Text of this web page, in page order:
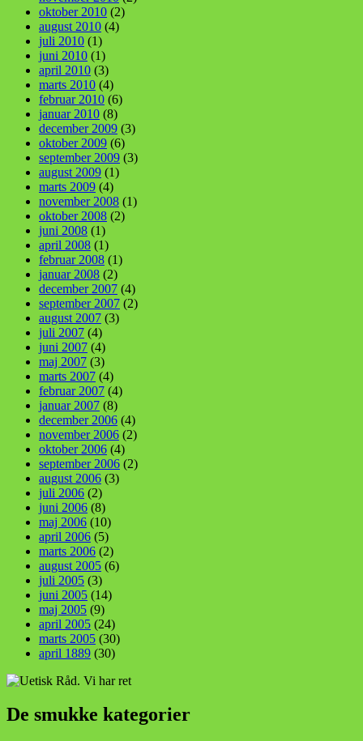
oktober 2010 (2)
august 2010 (4)
juli 2010 (1)
juni 2010 (1)
april 2010 (3)
marts 2010 (4)
februar 2010 (6)
januar 2010 (8)
december 2009 (3)
oktober 2009 (6)
september 2009 (3)
august 2009 (1)
marts 2009 (4)
november 2008 (1)
oktober 2008 (2)
juni 2008 (1)
april 2008 (1)
februar 2008 (1)
januar 2008 (2)
december 2007 (4)
september 2007 (2)
august 2007 (3)
juli 2007 (4)
juni 2007 (4)
maj 2007 (3)
marts 2007 (4)
februar 2007 (4)
januar 2007 (8)
december 2006 (4)
november 2006 (2)
oktober 2006 (4)
september 2006 (2)
august 2006 (3)
juli 2006 (2)
juni 2006 (8)
maj 2006 (10)
april 2006 (5)
marts 2006 (2)
august 2005 (6)
juli 2005 (3)
juni 2005 (14)
maj 2005 (9)
april 2005 (24)
marts 2005 (30)
april 1889 (30)
De smukke kategorier